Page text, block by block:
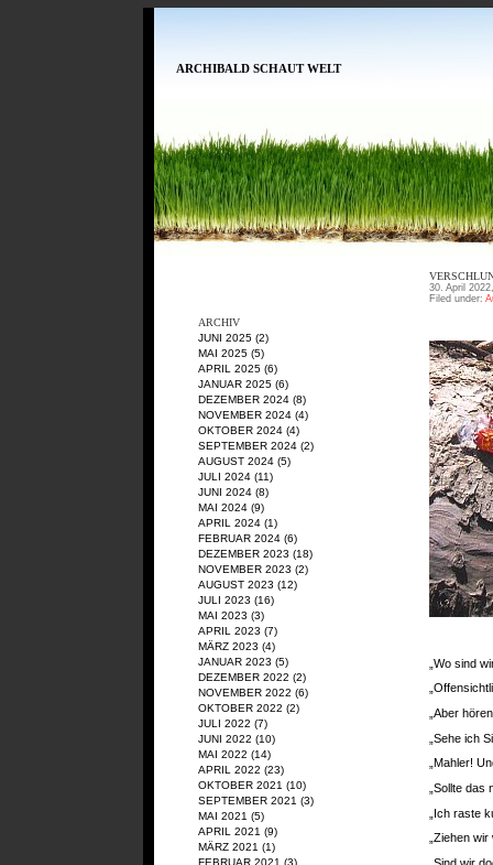
ARCHIBALD SCHAUT WELT
ARCHIV
JUNI 2025 (2)
MAI 2025 (5)
APRIL 2025 (6)
JANUAR 2025 (6)
DEZEMBER 2024 (8)
NOVEMBER 2024 (4)
OKTOBER 2024 (4)
SEPTEMBER 2024 (2)
AUGUST 2024 (5)
JULI 2024 (11)
JUNI 2024 (8)
MAI 2024 (9)
APRIL 2024 (1)
FEBRUAR 2024 (6)
DEZEMBER 2023 (18)
NOVEMBER 2023 (2)
AUGUST 2023 (12)
JULI 2023 (16)
MAI 2023 (3)
APRIL 2023 (7)
MÄRZ 2023 (4)
JANUAR 2023 (5)
DEZEMBER 2022 (2)
NOVEMBER 2022 (6)
OKTOBER 2022 (2)
JULI 2022 (7)
JUNI 2022 (10)
MAI 2022 (14)
APRIL 2022 (23)
OKTOBER 2021 (10)
SEPTEMBER 2021 (3)
MAI 2021 (5)
APRIL 2021 (9)
MÄRZ 2021 (1)
FEBRUAR 2021 (3)
30. April
Filed under:
„Wo sind
„Aber
„Sehe ich
„Mahler!
„Sollte
„Ich raste
„Ziehen wir